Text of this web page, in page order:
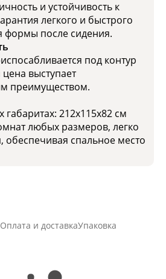
и устойчивость к
легкого и быстрого
формы после сидения.
под контур
выступает
преимуществом.
212x115x82 см
любых размеров, легко
обеспечивая спальное место
Оплата и доставкаУпаковка